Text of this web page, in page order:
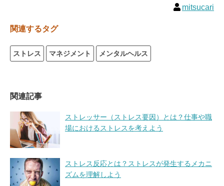
mitsucari
関連するタグ
ストレス マネジメント メンタルヘルス
関連記事
ストレッサー（ストレス要因）とは？仕事や職
場におけるストレスを考えよう
ストレス反応とは？ストレスが発生するメカニ
ズムを理解しよう